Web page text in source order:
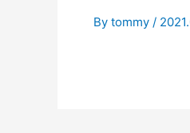
By tommy /